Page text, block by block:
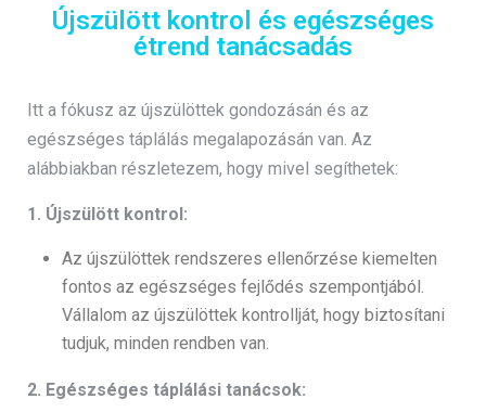
Újszülött kontrol és egészséges
étrend tanácsadás
Itt a fókusz az újszülöttek gondozásán és az
egészséges táplálás megalapozásán van. Az
alábbiakban részletezem, hogy mivel segíthetek:
1. Újszülött kontrol:
Az újszülöttek rendszeres ellenőrzése kiemelten
fontos az egészséges fejlődés szempontjából.
Vállalom az újszülöttek kontrollját, hogy biztosítani
tudjuk, minden rendben van.
2. Egészséges táplálási tanácsok: